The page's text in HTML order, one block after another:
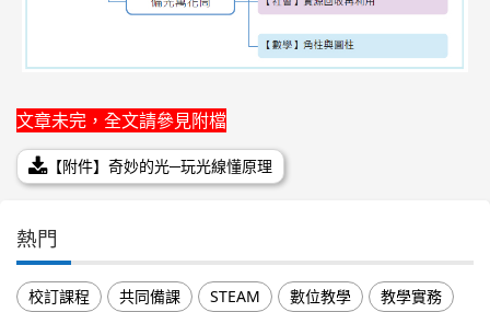
文章未完，全文請參見附檔
【附件】奇妙的光─玩光線懂原理
熱門
校訂課程 共同備課 STEAM 數位教學
教學實務